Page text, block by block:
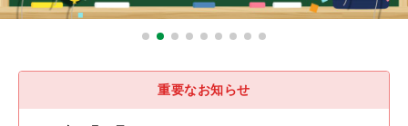
重要なお知らせ